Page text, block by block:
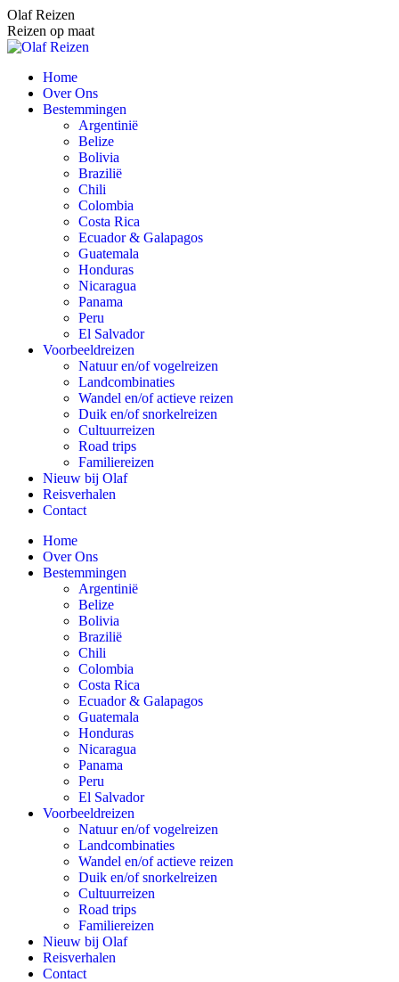
Spring
naar
content
Olaf Reizen
Reizen op maat
Home
Over Ons
Bestemmingen
Argentinië
Belize
Bolivia
Brazilië
Chili
Colombia
Costa Rica
Ecuador & Galapagos
Guatemala
Honduras
Nicaragua
Panama
Peru
El Salvador
Voorbeeldreizen
Natuur en/of vogelreizen
Landcombinaties
Wandel en/of actieve reizen
Duik en/of snorkelreizen
Cultuurreizen
Road trips
Familiereizen
Nieuw bij Olaf
Reisverhalen
Contact
Home
Over Ons
Bestemmingen
Argentinië
Belize
Bolivia
Brazilië
Chili
Colombia
Costa Rica
Ecuador & Galapagos
Guatemala
Honduras
Nicaragua
Panama
Peru
El Salvador
Voorbeeldreizen
Natuur en/of vogelreizen
Landcombinaties
Wandel en/of actieve reizen
Duik en/of snorkelreizen
Cultuurreizen
Road trips
Familiereizen
Nieuw bij Olaf
Reisverhalen
Contact